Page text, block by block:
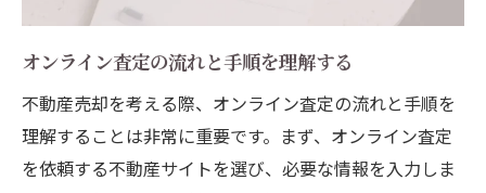
兵庫県伊丹市の不動産市場動向を知りオンライ
ン査定を賢く利用
地域特有の不動産需要と供給を分析する
市場動向を活かした最適な売却タイミング
オンライン査定の流れと手順を理解する
不動産売却を考える際、オンライン査定の流れと手順を
理解することは非常に重要です。まず、オンライン査定
を依頼する不動産サイトを選び、必要な情報を入力しま